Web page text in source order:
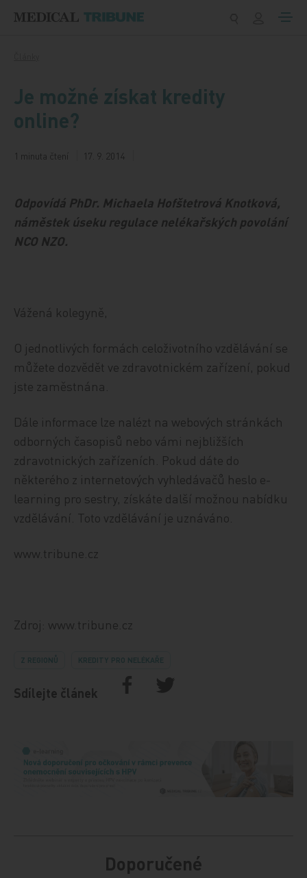
Je možné získat kredity
online?
1 minuta čtení 17. 9. 2014
Odpovídá PhDr. Michaela Hofštetrová Knotková,
náměstek úseku regulace nelékařských povolání
NCO NZO.
Vážená kolegyně,
O jednotlivých formách celoživotního vzdělávání se
můžete dozvědět ve zdravotnickém zařízení, pokud
jste zaměstnána.
Dále informace lze nalézt na webových stránkách
odborných časopisů nebo vámi nejbližších
zdravotnických zařízeních. Pokud dáte do
některého z internetových vyhledávačů heslo e-
learning pro sestry, získáte další možnou nabídku
vzdělávání. Toto vzdělávání je uznáváno.
www.tribune.cz
Zdroj: www.tribune.cz
Z REGIONŮ KREDITY PRO NELÉKAŘE
Sdílejte článek
Doporučené